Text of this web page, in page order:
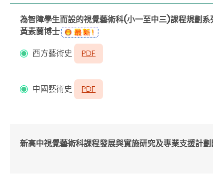
為智障學生而設的視覺藝術科(小一至中三)課程規劃系列
黃素蘭博士
西方藝術史
PDF
中國藝術史 PDF
新高中視覺藝術科課程發展與實施研究及專業支援計劃